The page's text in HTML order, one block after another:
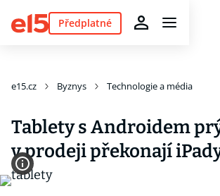
Předplatné
e15.cz Byznys Technologie a média
Tablety s Androidem
v prodeji překonají